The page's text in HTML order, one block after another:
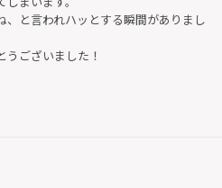
と言われハッとする瞬間がありまし
ございました！